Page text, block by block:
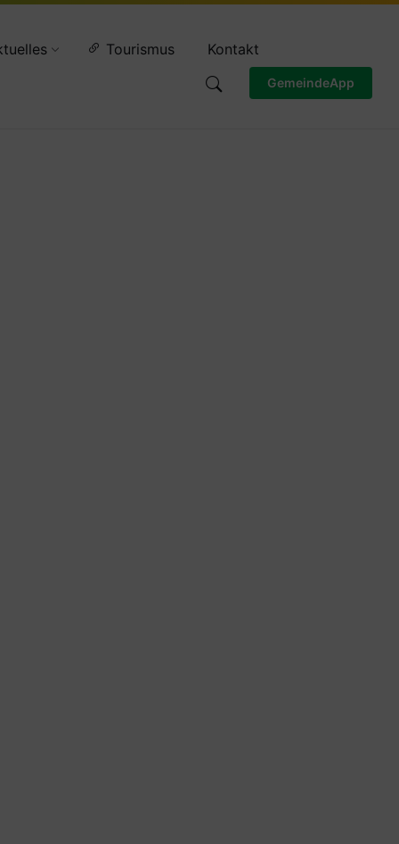
Tourismus Kontakt
GemeindeApp